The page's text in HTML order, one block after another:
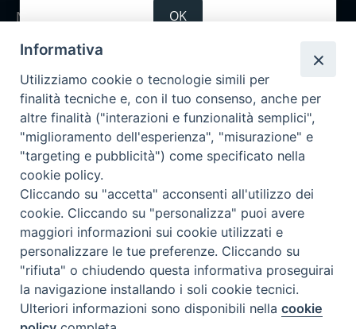
Notizie
Rubriche
Chi siamo
Come abbonarsi
Contatti
OK
Informativa
Utilizziamo cookie o tecnologie simili per
finalità tecniche e, con il tuo consenso, anche per
altre finalità ("interazioni e funzionalità semplici",
"miglioramento dell'esperienza", "misurazione" e
"targeting e pubblicità") come specificato nella
cookie policy.
Cliccando su "accetta" acconsenti all'utilizzo dei
cookie. Cliccando su "personalizza" puoi avere
maggiori informazioni sui cookie utilizzati e
personalizzare le tue preferenze. Cliccando su
"rifiuta" o chiudendo questa informativa proseguirai
la navigazione installando i soli cookie tecnici.
Ulteriori informazioni sono disponibili nellacookie